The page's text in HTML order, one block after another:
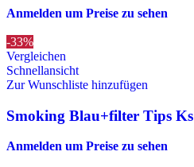
Anmelden um Preise zu sehen
-33%
Vergleichen
Schnellansicht
Zur Wunschliste hinzufügen
Smoking Blau+filter Tips Ks
Anmelden um Preise zu sehen